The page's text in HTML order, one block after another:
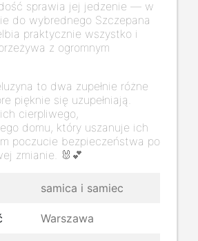
sprawia jej jedzenie — w
do wybrednego Szczepana
praktycznie wszystko i
z ogromnym
to dwa zupełnie różne
pięknie się uzupełniają.
cierpliwego,
domu, który uszanuje ich
poczucie bezpieczeństwa po
zmianie. 🐰💕
samica i samiec
Warszawa